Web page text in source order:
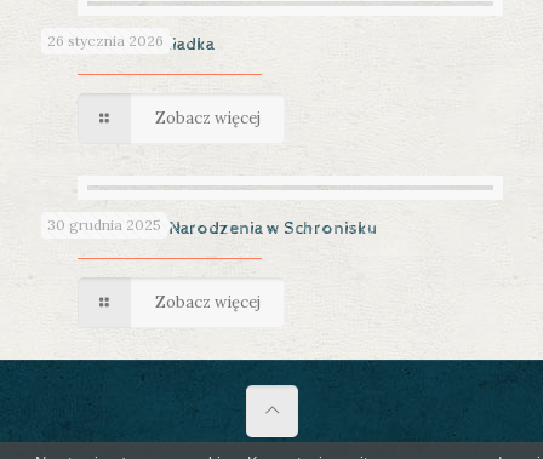
26 stycznia 2026
Dzień Babci i Dziadka
Zobacz więcej
30 grudnia 2025
Święta Bożego Narodzenia w Schronisku
Zobacz więcej